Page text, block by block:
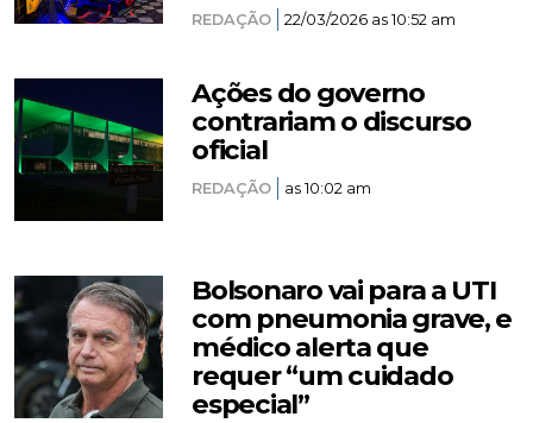
REDAÇÃO 22/03/2026 as 10:52 am
Ações do governo
contrariam o discurso
oficial
REDAÇÃO as 10:02 am
Bolsonaro vai para a UTI
com pneumonia grave, e
médico alerta que
requer “um cuidado
especial”